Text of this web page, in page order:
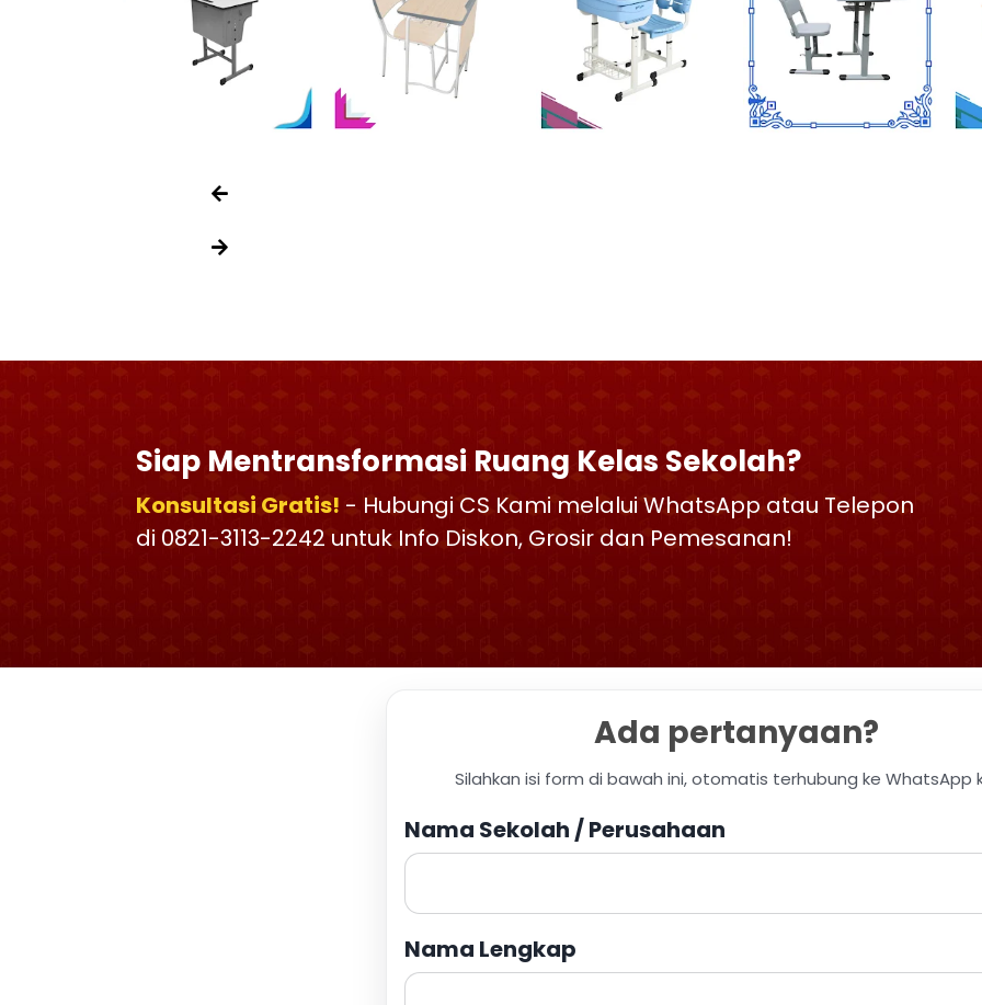
Siap Mentransformasi Ruang Kelas Sekolah?
Konsultasi Gratis! - Hubungi CS Kami melalui WhatsApp atau Telepon
di 0821-3113-2242 untuk Info Diskon, Grosir dan Pemesanan!
Ada pertanyaan?
Silahkan isi form di bawah ini, otomatis terhubung ke WhatsApp
Nama Sekolah / Perusahaan
Nama Lengkap